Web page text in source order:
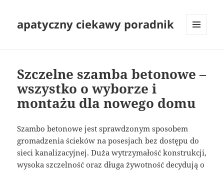
apatyczny ciekawy poradnik
Szczelne szamba betonowe –
wszystko o wyborze i
montażu dla nowego domu
Szambo betonowe jest sprawdzonym sposobem
gromadzenia ścieków na posesjach bez dostępu do
sieci kanalizacyjnej. Duża wytrzymałość konstrukcji,
wysoka szczelność oraz długa żywotność decydują o